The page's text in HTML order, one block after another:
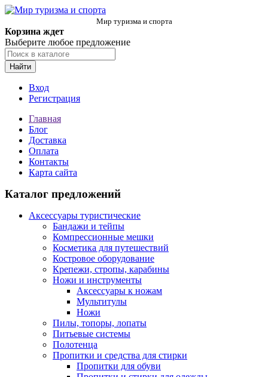
Мир туризма и спорта
Корзина ждет
Выберите любое предложение
Найти
Вход
Регистрация
Главная
Блог
Доставка
Оплата
Контакты
Карта сайта
Каталог предложений
Аксессуары туристические
Бандажи и тейпы
Компрессионные мешки
Косметика для путешествий
Костровое оборудование
Крепежи, стропы, карабины
Ножи и инструменты
Аксессуары к ножам
Мультитулы
Ножи
Пилы, топоры, лопаты
Питьевые системы
Полотенца
Пропитки и средства для стирки
Пропитки для обуви